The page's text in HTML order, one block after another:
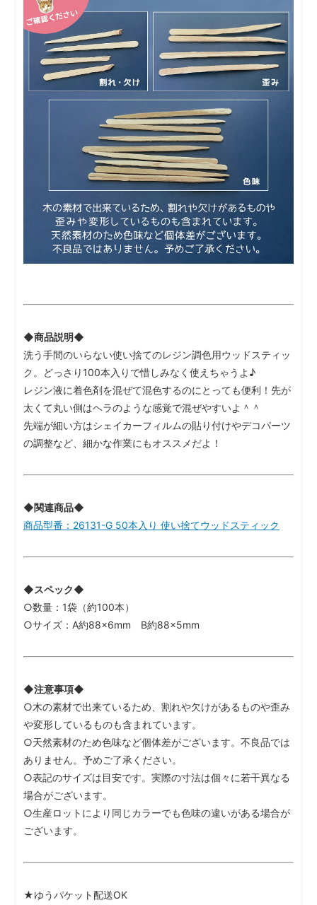
◆商品説明◆
洗う手間のいらない使い捨てのレジン調色用ウッドスティッ
ク。どっさり100本入りで惜しみなく使えちゃうよ♪
レジン液に着色剤を混ぜて混色するのにとっても便利！先が
太くて丸い側はヘラのような感覚で混ぜやすいよ＾＾
先端が細い方はシェイカーフィルムの貼り付けやデコパーツ
の調整など、細かな作業にもオススメだよ！
◆関連商品◆
商品型番：26131-G 50本入り 使い捨てウッドスティック
◆スペック◆
○数量：1袋（約100本）
○サイズ：A約88×6mm B約88×5mm
◆注意事項◆
○木の素材で出来ているため、割れや欠けがあるものや歪み
や変形しているものも含まれています。
○天然素材のため色味など個体差がございます。不良品では
ありません。予めご了承ください。
○表記のサイズは目安です。実際の寸法は個々に若干異なる
場合がございます。
○生産ロットにより同じカラーでも色味の違いがある場合が
ございます。
★ゆうパケット配送OK